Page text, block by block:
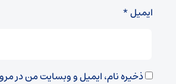
ایمیل*
ذخیره نام، ایمیل و وبسایت من در